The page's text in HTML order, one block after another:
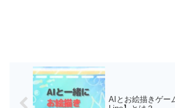
AIとお絵描きゲー